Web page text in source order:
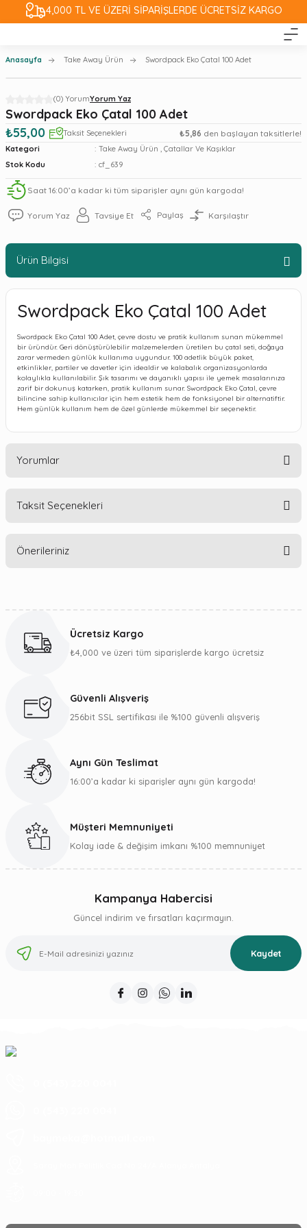
4,000 TL VE ÜZERİ SİPARİŞLERDE ÜCRETSİZ KARGO
Anasayfa Take Away Ürün Swordpack Eko Çatal 100 Adet
(0) YorumYorum Yaz
Swordpack Eko Çatal 100 Adet
₺55,00
Taksit Seçenekleri ₺5,86 den başlayan taksitlerle!
Kategori Take Away Ürün , Çatallar Ve Kaşıklar
Stok Kodu
cf_639
Saat 16:00’a kadar ki tüm siparişler aynı gün kargoda!
Yorum Yaz Tavsiye Et Paylaş Karşılaştır
Ürün Bilgisi
Swordpack Eko Çatal 100 Adet
Swordpack Eko Çatal 100 Adet, çevre dostu ve pratik kullanım sunan mükemmel
bir üründür. Geri dönüştürülebilir malzemelerden üretilen bu çatal seti, doğaya
zarar vermeden günlük kullanıma uygundur. 100 adetlik büyük paket,
etkinlikler, partiler ve davetler için idealdir ve kalabalık organizasyonlarda
kolaylıkla kullanılabilir. Şık tasarımı ve dayanıklı yapısı ile yemek masalarınıza
zarif bir dokunuş katarken, pratik kullanım sunar. Swordpack Eko Çatal, çevre
bilincine sahip kullanıcılar için hem estetik hem de fonksiyonel bir alternatiftir.
Hem günlük kullanım hem de özel günlerde mükemmel bir seçenektir.
Yorumlar
Taksit Seçenekleri
Önerileriniz
Görüş ve önerileriniz için teşekkür ederiz.
Ürün bilgilerinde hatalar bulunuyor.
Gönder
Ücretsiz Kargo
₺4,000 ve üzeri tüm siparişlerde kargo ücretsiz
Güvenli Alışveriş
256bit SSL sertifikası ile %100 güvenli alışveriş
Aynı Gün Teslimat
16:00’a kadar ki siparişler aynı gün kargoda!
Müşteri Memnuniyeti
Kolay iade & değişim imkanı %100 memnuniyet
Kampanya Habercisi
Güncel indirim ve fırsatları kaçırmayın.
Kaydet